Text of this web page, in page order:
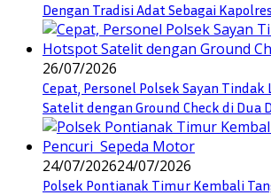
Dengan Tradisi Adat Sebagai
26/07/2026
Cepat, Personel Polsek Sayan
Satelit dengan Ground Check di Dua
24/07/202624/07/2026
Polsek Pontianak Timur Kembali